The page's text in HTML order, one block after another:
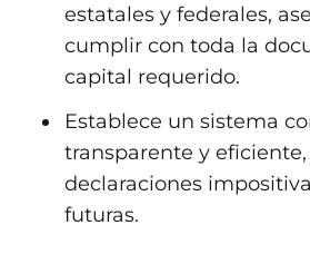
estatales y federales,
cumplir con toda la
capital requerido.
Establece un sistema
transparente y
declaraciones
futuras.